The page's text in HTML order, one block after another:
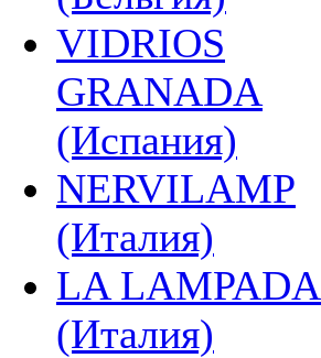
VIDRIOS
GRANADA
(Испания)
NERVILAMP
(Италия)
LA LAMPADA
(Италия)